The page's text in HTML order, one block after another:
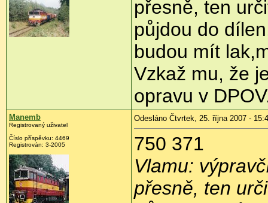
přesně, ten
půjdou do
budou mít
Vzkaž mu, že
opravu v
Manemb
Registrovaný uživatel
Číslo příspěvku: 4469
Registrován: 3-2005
Odesláno Čtvrtek, 25. října 2007 -
750 371
Vlamu:
přesně, ten